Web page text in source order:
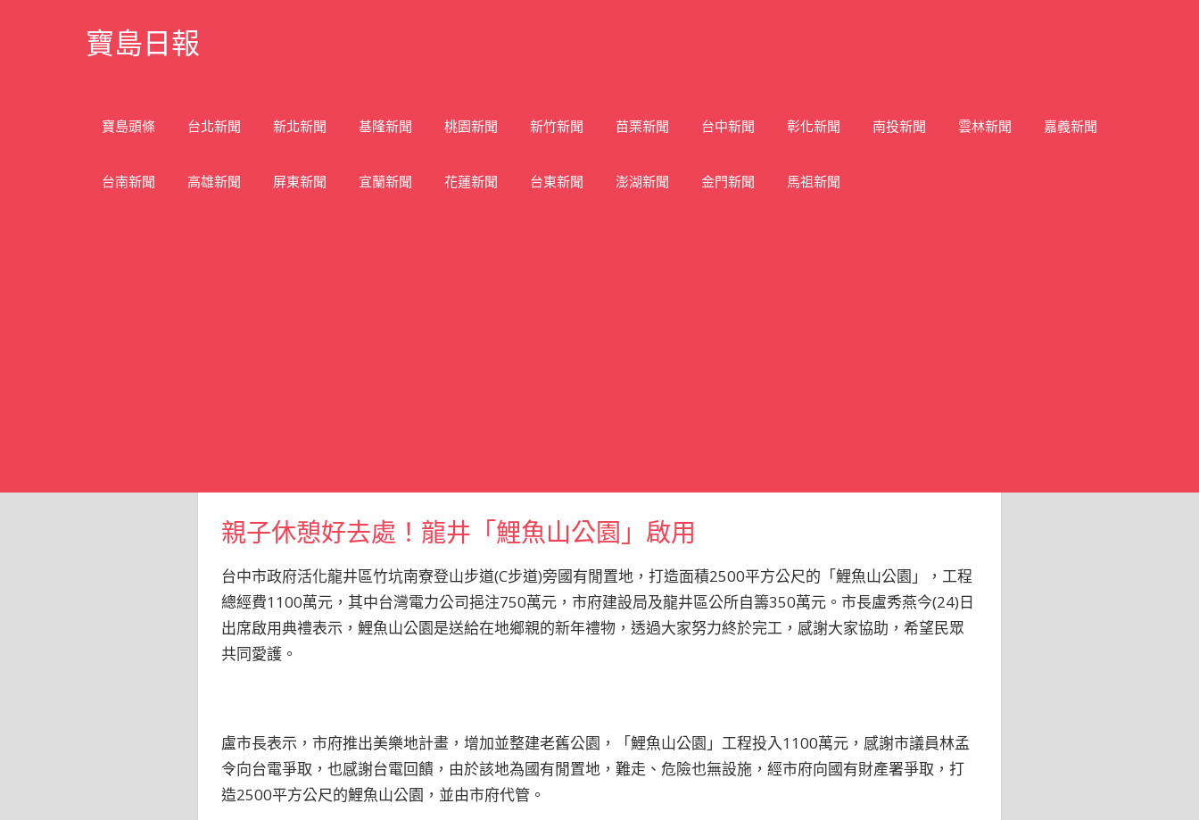
寶島日報
寶島頭條 台北新聞 新北新聞 基隆新聞 桃園新聞 新竹新聞 苗栗新聞 台中新聞 彰化新聞 南投新聞 雲林新聞 嘉義新聞
台南新聞 高雄新聞 屏東新聞 宜蘭新聞 花蓮新聞 台東新聞 澎湖新聞 金門新聞 馬祖新聞
親子休憩好去處！龍井「鯉魚山公園」啟用
台中市政府活化龍井區竹坑南寮登山步道(C步道)旁國有閒置地，打造面積2500平方公尺的「鯉魚山公園」，工程
總經費1100萬元，其中台灣電力公司挹注750萬元，市府建設局及龍井區公所自籌350萬元。市長盧秀燕今(24)日
出席啟用典禮表示，鯉魚山公園是送給在地鄉親的新年禮物，透過大家努力終於完工，感謝大家協助，希望民眾
共同愛護。
盧市長表示，市府推出美樂地計畫，增加並整建老舊公園，「鯉魚山公園」工程投入1100萬元，感謝市議員林孟
令向台電爭取，也感謝台電回饋，由於該地為國有閒置地，難走、危險也無設施，經市府向國有財產署爭取，打
造2500平方公尺的鯉魚山公園，並由市府代管。